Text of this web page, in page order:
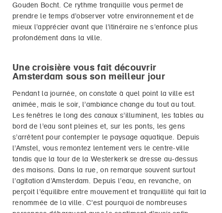
Gouden Bocht. Ce rythme tranquille vous permet de
prendre le temps d’observer votre environnement et de
mieux l’apprécier avant que l’itinéraire ne s’enfonce plus
profondément dans la ville.
Une croisière vous fait découvrir
Amsterdam sous son meilleur jour
Pendant la journée, on constate à quel point la ville est
animée, mais le soir, l’ambiance change du tout au tout.
Les fenêtres le long des canaux s’illuminent, les tables au
bord de l’eau sont pleines et, sur les ponts, les gens
s’arrêtent pour contempler le paysage aquatique. Depuis
l’Amstel, vous remontez lentement vers le centre-ville
tandis que la tour de la Westerkerk se dresse au-dessus
des maisons. Dans la rue, on remarque souvent surtout
l’agitation d’Amsterdam. Depuis l’eau, en revanche, on
perçoit l’équilibre entre mouvement et tranquillité qui fait la
renommée de la ville. C’est pourquoi de nombreuses